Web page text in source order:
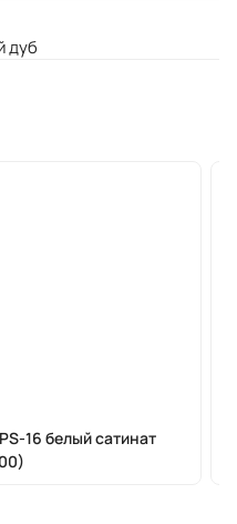
дуб
16 белый сатинат